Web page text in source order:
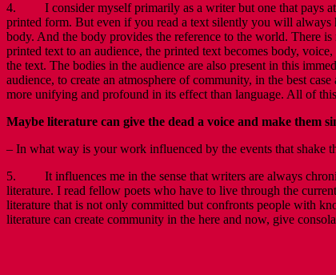
4. I consider myself primarily as a writer but one that pays
printed form. But even if you read a text silently you will always
body. And the body provides the reference to the world. There
printed text to an audience, the printed text becomes body,
the text. The bodies in the audience are also present in this
audience, to create an atmosphere of community, in the best
more unifying and profound in its effect than language. All of
Maybe literature can give the dead a voice and make them
– In what way is your work influenced by the events that shake
5. It influences me in the sense that writers are always
literature. I read fellow poets who have to live through the
literature that is not only committed but confronts people with
literature can create community in the here and now, give